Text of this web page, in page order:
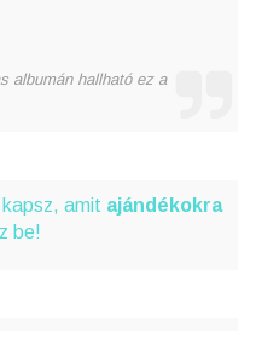
albumán hallható ez a
amit ajándékokra
be!